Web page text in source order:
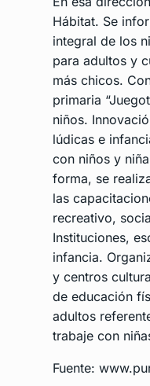
Hábitat. Se
integral de los
para adultos y
más chicos.
primaria
niños.
lúdicas e
con niños y
forma, se
las
recreativo,
Instituciones,
infancia.
y centros
de educación
adultos
trabaje con
Fuente: